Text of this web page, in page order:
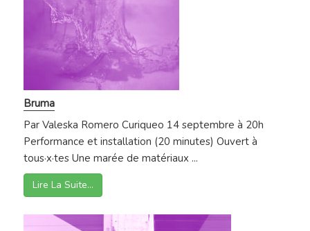
Bruma
Par Valeska Romero Curiqueo 14 septembre à 20h
Performance et installation (20 minutes) Ouvert à
tous·x·tes Une marée de matériaux ...
Lire La Suite…